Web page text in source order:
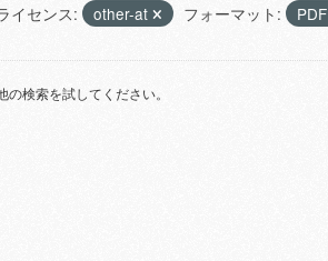
イセンス: other-at フォーマット: PDF
の検索を試してください。